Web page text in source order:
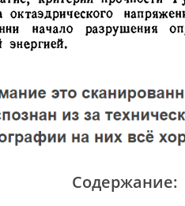
Содержание: